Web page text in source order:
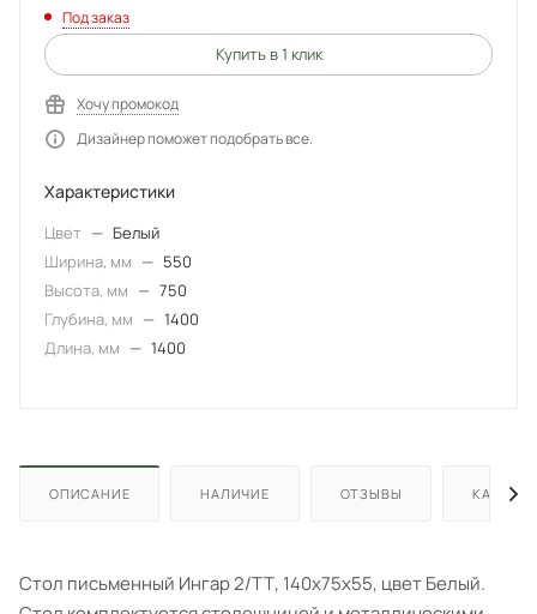
Под заказ
Купить в 1 клик
Хочу промокод
Дизайнер поможет подобрать все.
Характеристики
Цвет — Белый
Ширина, мм — 550
Высота, мм — 750
Глубина, мм — 1400
Длина, мм — 1400
ОПИСАНИЕ НАЛИЧИЕ ОТЗЫВЫ КАК
Стол письменный Ингар 2/ТТ, 140x75x55, цвет Белый.